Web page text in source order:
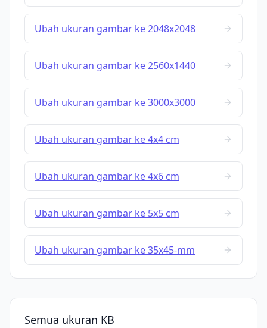
Ubah ukuran gambar ke 2048x2048
Ubah ukuran gambar ke 2560x1440
Ubah ukuran gambar ke 3000x3000
Ubah ukuran gambar ke 4x4 cm
Ubah ukuran gambar ke 4x6 cm
Ubah ukuran gambar ke 5x5 cm
Ubah ukuran gambar ke 35x45-mm
Semua ukuran KB